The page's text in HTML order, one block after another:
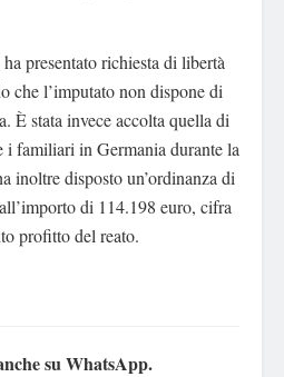
presentato richiesta di libertà
che l’imputato non dispone di
È stata invece accolta quella di
i familiari in Germania durante la
inoltre disposto un’ordinanza di
di 114.198 euro, cifra
profitto del reato.
su WhatsApp.